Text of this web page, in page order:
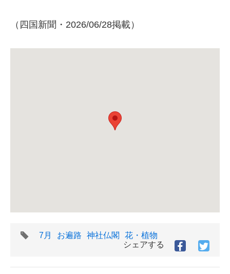
（四国新聞・2026/06/28掲載）
タ
7月 お遍路 神社仏閣
花・植物
シェアする
Facebook
シ
シ